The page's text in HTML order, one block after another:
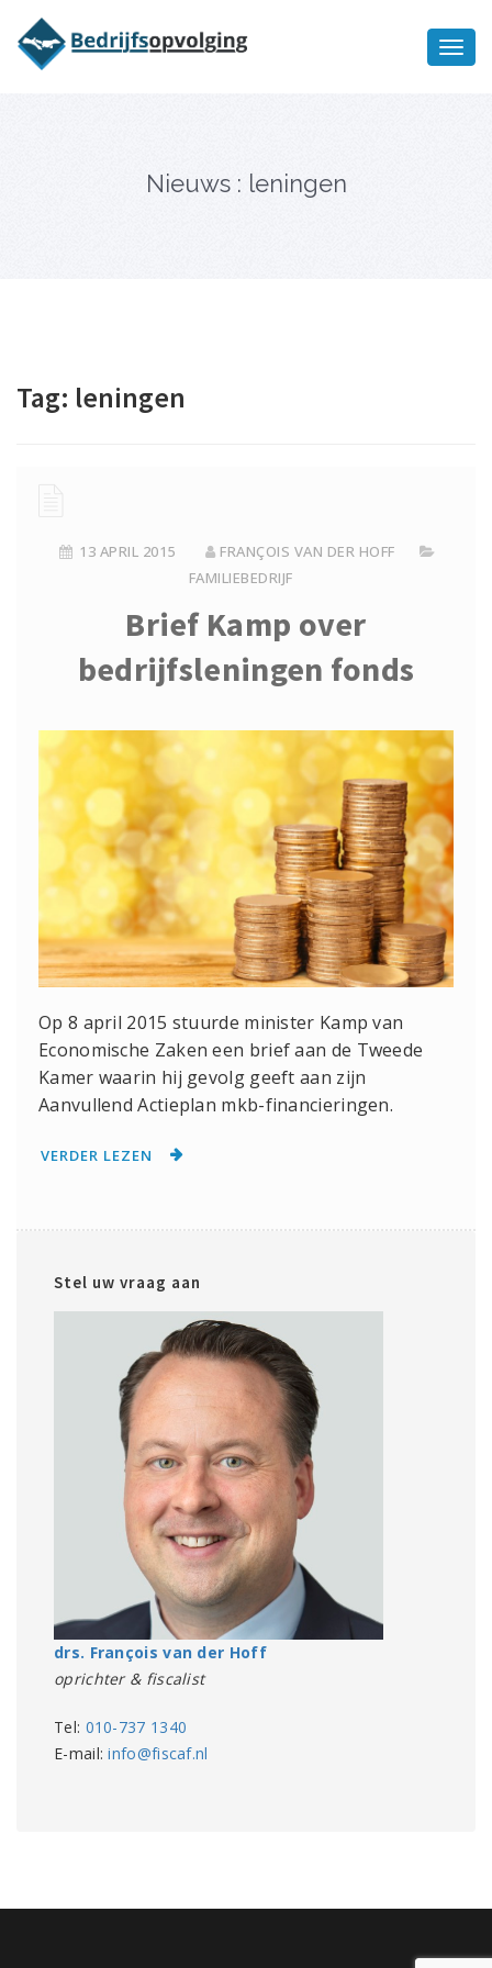
Nieuws : leningen
Tag: leningen
13 APRIL 2015
FRANÇOIS VAN DER HOFF
FAMILIEBEDRIJF
Brief Kamp over
bedrijfsleningen fonds
Op 8 april 2015 stuurde minister Kamp van
Economische Zaken een brief aan de Tweede
Kamer waarin hij gevolg geeft aan zijn
Aanvullend Actieplan mkb-financieringen.
VERDER LEZEN
Stel uw vraag aan
drs. François van der Hoff
oprichter & fiscalist
Tel: 010-737 1340
E-mail:info@fiscaf.nl
bedrijfsopvolging voor fiscaal
juridisch advies
Ik wil meer informatie